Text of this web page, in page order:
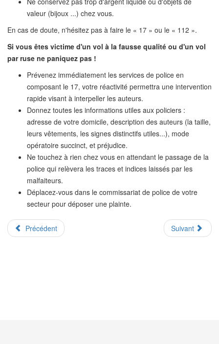
valeur (bijoux ...) chez vous.
En cas de doute, n'hésitez pas à faire le « 17 » ou le « 112 ».
Si vous êtes victime d'un vol à la fausse qualité ou d'un vol
par ruse ne paniquez pas !
Prévenez immédiatement les services de police en
composant le 17, votre réactivité permettra une intervention
rapide visant à interpeller les auteurs.
Donnez toutes les informations utiles aux policiers :
adresse de votre domicile, description des auteurs (la taille,
leurs vêtements, les signes distinctifs utiles...), mode
opératoire succinct, et préjudice.
Ne touchez à rien chez vous en attendant le passage de la
police qui relèvera les traces et indices laissés par les
malfaiteurs.
Déplacez-vous dans le commissariat de police de votre
secteur pour déposer une plainte.
Précédent Suivant